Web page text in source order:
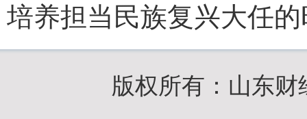
培养担当民族复兴大任
版权所有：山东